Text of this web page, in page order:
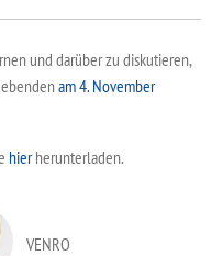
und darüber zu diskutieren,
am 4. November
hierherunterladen.
VENRO